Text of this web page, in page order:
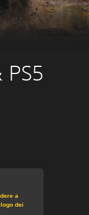
di CHF 49.90
a
dei